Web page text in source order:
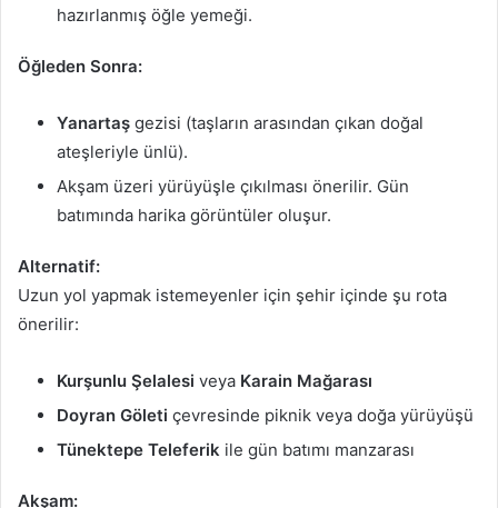
hazırlanmış öğle yemeği.
Öğleden Sonra:
Yanartaş gezisi (taşların arasından çıkan doğal
ateşleriyle ünlü).
Akşam üzeri yürüyüşle çıkılması önerilir. Gün
batımında harika görüntüler oluşur.
Alternatif:
Uzun yol yapmak istemeyenler için şehir içinde şu rota
önerilir:
Kurşunlu Şelalesi veya Karain Mağarası
Doyran Göleti çevresinde piknik veya doğa yürüyüşü
Tünektepe Teleferik ile gün batımı manzarası
Akşam: